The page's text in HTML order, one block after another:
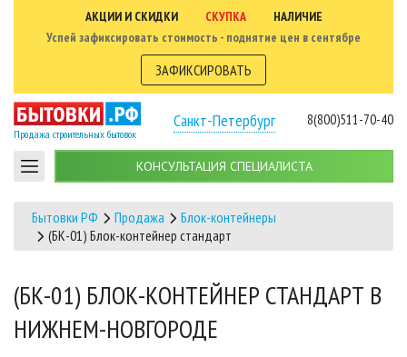
АКЦИИ И СКИДКИ СКУПКА
НАЛИЧИЕ
Успей зафиксировать стоимость - поднятие цен в сентябре
ЗАФИКСИРОВАТЬ
Продажа строительных бытовок
Санкт-Петербург 8(800)511-70-40
КОНСУЛЬТАЦИЯ СПЕЦИАЛИСТА
Бытовки РФ Продажа
Блок-контейнеры
(БК-01) Блок-контейнер стандарт
(БК-01) БЛОК-КОНТЕЙНЕР СТАНДАРТ В
НИЖНЕМ-НОВГОРОДЕ